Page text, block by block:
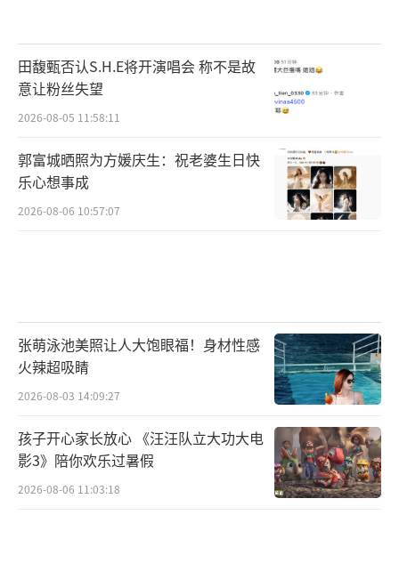
田馥甄否认S.H.E将开演唱会 称不是故
意让粉丝失望
2026-08-05 11:58:11
郭富城晒照为方媛庆生：祝老婆生日快
乐心想事成
2026-08-06 10:57:07
张萌泳池美照让人大饱眼福！身材性感
火辣超吸睛
2026-08-03 14:09:27
孩子开心家长放心 《汪汪队立大功大电
影3》陪你欢乐过暑假
2026-08-06 11:03:18